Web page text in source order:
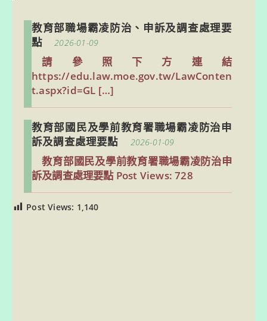
教育部職場霸凌防治、申訴及調查處理要
點
2026-01-09
請參照下方連結
https://edu.law.moe.gov.tw/LawConten
t.aspx?id=GL […]
教育部國民及學前教育署職場霸凌防治申
訴及調查處理要點
2026-01-09
教育部國民及學前教育署職場霸凌防治申
訴及調查處理要點 Post Views: 728
Post Views: 1,140